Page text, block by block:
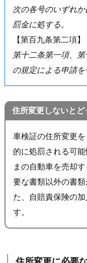
次の各号のいずれ
罰金に処する。
【第百九条第二項】
第十二条第一項、
の規定による申請
住所変更しないとど
車検証の住所変更
的に処罰される可
まの自動車を売却
要な書類以外の書
た、自賠責保険の
す。